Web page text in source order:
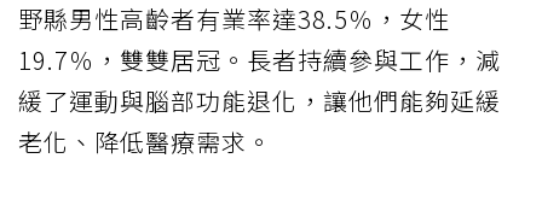
野縣男性高齡者有業率達38.5％，女性
19.7％，雙雙居冠。長者持續參與工作，減
緩了運動與腦部功能退化，讓他們能夠延緩
老化、降低醫療需求。